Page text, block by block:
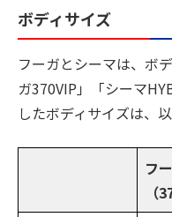
ボディサイズ
フーガとシーマは、ボ
ガ370VIP」「シーマ
したボディサイズは、
フ
（